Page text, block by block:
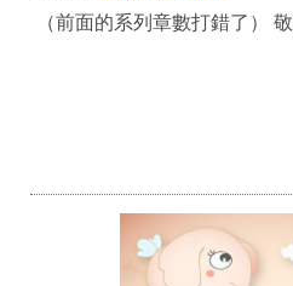
（前面的系列章數打錯了）